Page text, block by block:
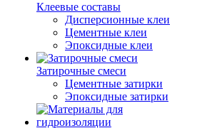
Клеевые составы
Дисперсионные клеи
Цементные клеи
Эпоксидные клеи
Затирочные смеси
Цементные затирки
Эпоксидные затирки